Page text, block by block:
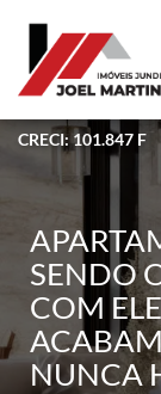
CRECI: 101.847 F
SENDO
COM
NUNCA